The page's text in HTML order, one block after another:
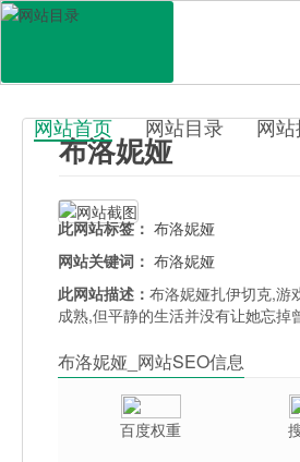
百科目录
网站首页 网站目录 网
布洛妮娅
此网站标签： 布洛妮娅
网站关键词： 布洛妮娅
此网站描述：布洛妮娅扎伊切克,游
成熟,但平静的生活并没有让她忘
布洛妮娅_网站SEO信息
百度权重